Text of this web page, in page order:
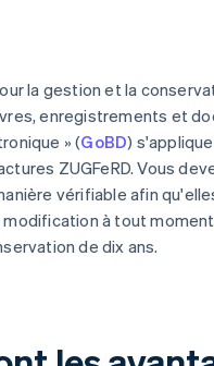
la gestion et la
enregistrements et
» (GoBD)
ZUGFeRD. Vous
vérifiable afin
à tout
de dix ans.